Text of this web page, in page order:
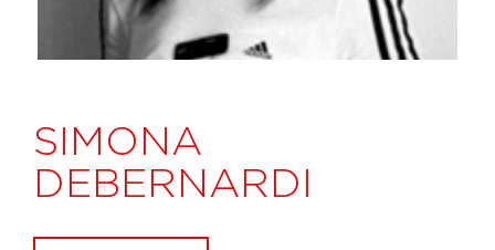
SIMONA
DEBERNARDI